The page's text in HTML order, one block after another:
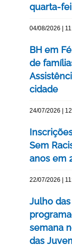
quarta-
04/08/2026 |
BH em
de
cidade
24/07/2026 |
Sem
anos em
22/07/2026 |
Julho
semana
das